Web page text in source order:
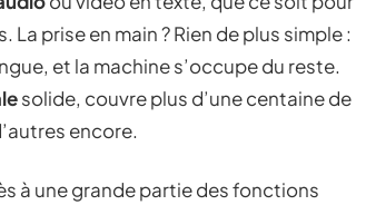
prise en main ? Rien de plus simple :
et la machine s’occupe du reste.
solide, couvre plus d’une centaine de
encore.
à une grande partie des fonctions